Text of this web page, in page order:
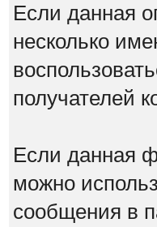
Если данная
несколько
получателей
Если данная
можно
сообщения в